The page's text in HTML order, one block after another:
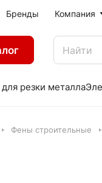
Бренды Компания
резки металла
Фены строительные